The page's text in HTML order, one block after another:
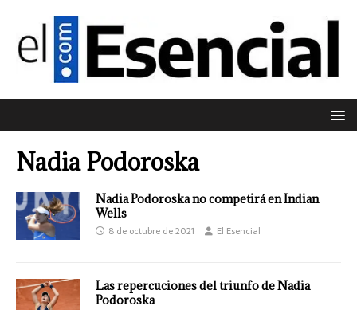
Nadia Podoroska
Nadia Podoroska no competirá en Indian
Wells
8 de octubre de 2021 El Esencial
Las repercuciones del triunfo de Nadia
Podoroska